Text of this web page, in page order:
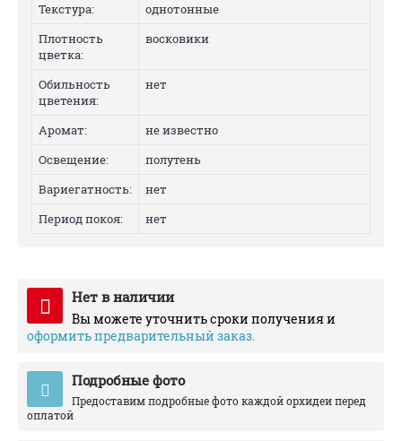
Текстура:
однотонные
Плотность
цветка:
восковики
Обильность
цветения:
нет
Аромат:
не известно
Освещение:
полутень
Вариегатность:
нет
Период покоя:
нет
Нет в наличии
Вы можете уточнить сроки получения и
оформить предварительный заказ.
Подробные фото
Предоставим подробные фото каждой орхидеи перед
оплатой